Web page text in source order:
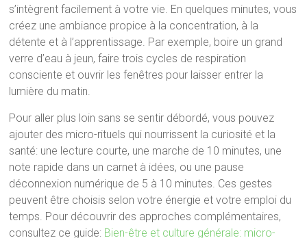
s’intègrent facilement à votre vie. En quelques minutes, vous
créez une ambiance propice à la concentration, à la
détente et à l’apprentissage. Par exemple, boire un grand
verre d’eau à jeun, faire trois cycles de respiration
consciente et ouvrir les fenêtres pour laisser entrer la
lumière du matin.
Pour aller plus loin sans se sentir débordé, vous pouvez
ajouter des micro-rituels qui nourrissent la curiosité et la
santé: une lecture courte, une marche de 10 minutes, une
note rapide dans un carnet à idées, ou une pause
déconnexion numérique de 5 à 10 minutes. Ces gestes
peuvent être choisis selon votre énergie et votre emploi du
temps. Pour découvrir des approches complémentaires,
consultez ce guide: Bien-être et culture générale: micro-